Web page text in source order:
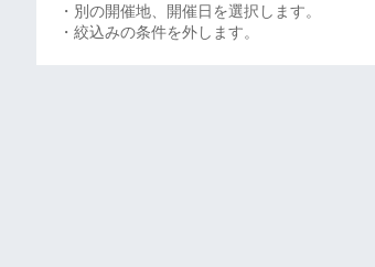
・別の開催地、開催日を選択します。
・絞込みの条件を外します。